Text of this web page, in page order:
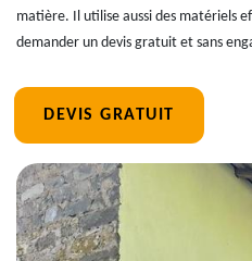
matière. Il utilise aussi des matériels
demander un devis gratuit et sans
DEVIS GRATUIT